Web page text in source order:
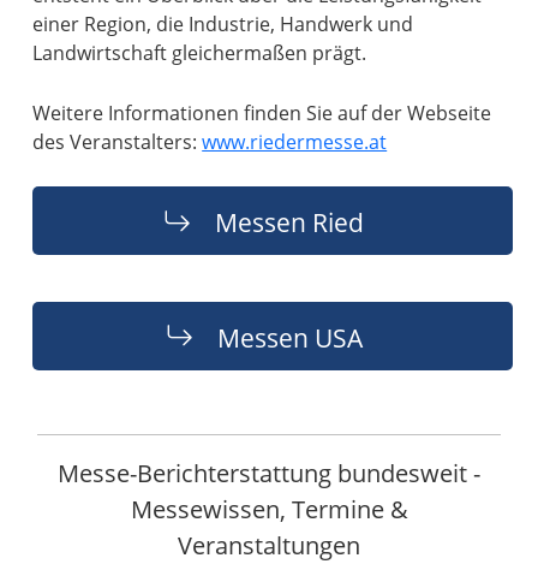
einer Region, die Industrie, Handwerk und
Landwirtschaft gleichermaßen prägt.
Weitere Informationen finden Sie auf der Webseite
des Veranstalters:www.riedermesse.at
Messen Ried
Messen USA
Messe-Berichterstattung bundesweit -
Messewissen, Termine &
Veranstaltungen